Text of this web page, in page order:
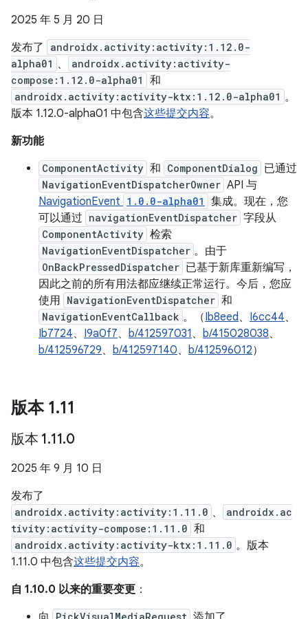
2025 年 5 月 20 日
发布了
androidx.activity:activity:1.12.0-
alpha01 、
androidx.activity:activity-
compose:1.12.0-alpha01
和
androidx.activity:activity-ktx:1.12.0-alpha01 。
版本 1.12.0-alpha01 中包含这些提交内容。
新功能
ComponentActivity 和 ComponentDialog 已通过
NavigationEventDispatcherOwner API 与
NavigationEvent 1.0.0-alpha01
集成。现在，您
可以通过 navigationEventDispatcher 字段从
ComponentActivity 检索
NavigationEventDispatcher 。由于
OnBackPressedDispatcher 已基于新库重新编写，
因此之前的所有用法都应继续正常运行。今后，您应
使用 NavigationEventDispatcher 和
NavigationEventCallback 。（Ib8eed、 I6cc44、
Ib7724、 I9a0f7、 b/412597031 、 b/415028038、
b/412596729、 b/412597140、 b/412596012）
版本 1.11
版本 1.11.0
2025 年 9 月 10 日
发布了
androidx.activity:activity:1.11.0 、
androidx.ac
tivity:activity-compose:1.11.0 和
androidx.activity:activity-ktx:1.11.0 。版本
1.11.0 中包含这些提交内容。
自 1.10.0 以来的重要变更 ：